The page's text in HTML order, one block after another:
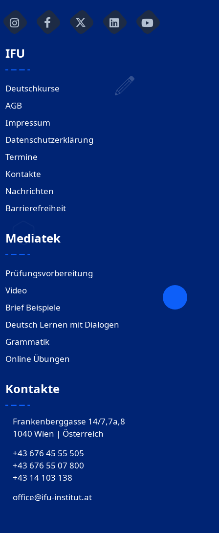
IFU
Deutschkurse
AGB
Impressum
Datenschutzerklärung
Termine
Kontakte
Nachrichten
Barrierefreiheit
Mediatek
Prüfungsvorbereitung
Video
Brief Beispiele
Deutsch Lernen mit Dialogen
Grammatik
Online Übungen
Kontakte
Frankenberggasse 14/7,7a,8
1040 Wien | Österreich
+43 676 45 55 505
+43 676 55 07 800
‎+43 14 103 138
office@ifu-institut.at